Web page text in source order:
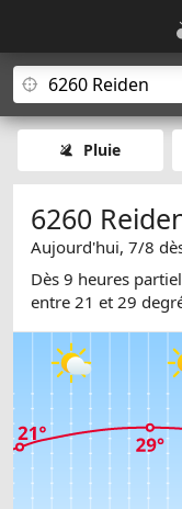
Pluie
6260
Aujourd'hui, 7/8
Dès 9 heures
entre 21 et 29